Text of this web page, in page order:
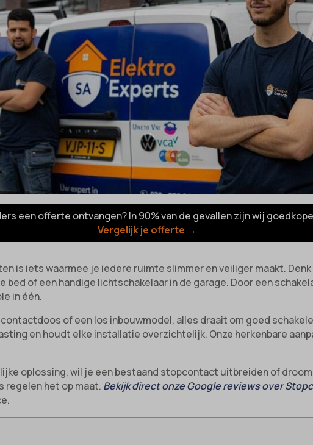
een offerte ontvangen? In 90% van de gevallen zijn wij
Vergelijk je offerte →
is iets waarmee je iedere ruimte slimmer en veiliger maakt.
bed of een handige lichtschakelaar in de garage. Door een
in één.
of een los inbouwmodel, alles draait om goed
en houdt elke installatie overzichtelijk. Onze herkenbare
oplossing, wil je een bestaand stopcontact uitbreiden of
regelen het op maat. Bekijk direct onze Google reviews over